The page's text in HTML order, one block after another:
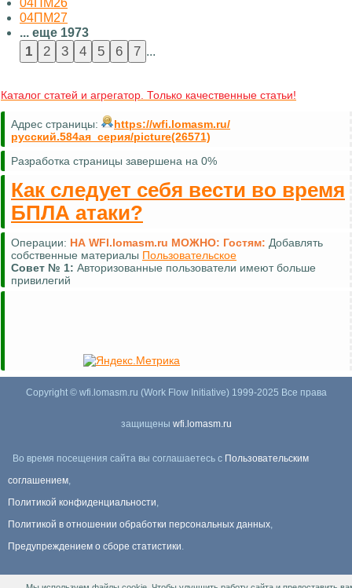
04ПМ26
04ПМ27
... еще 1973
...
Каталог статей и агрегатор. Только качественные статьи!
Адрес страницы:
https://wfi.lomasm.ru/
русский.584ая_серия/picture(26571)
Разработка страницы завершена на 0%
Как следует себя вести во время
БПЛА атаки?
Операции: НА WFI.lomasm.ru МОЖНО: Гостям:
Комментировать (почти везде)
Совет № 2: Для удобной навигации используйтекарту сайта
Copyright © wfi.lomasm.ru (Work Flow Initiative) 1999-2025 Все права
защищены wfi.lomasm.ru
Во время посещения сайта вы соглашаетесь с Пользовательским
соглашением,
Политикой конфиденциальности,
Политикой в отношении обработки персональных данных,
Предупреждением о сборе статистики.